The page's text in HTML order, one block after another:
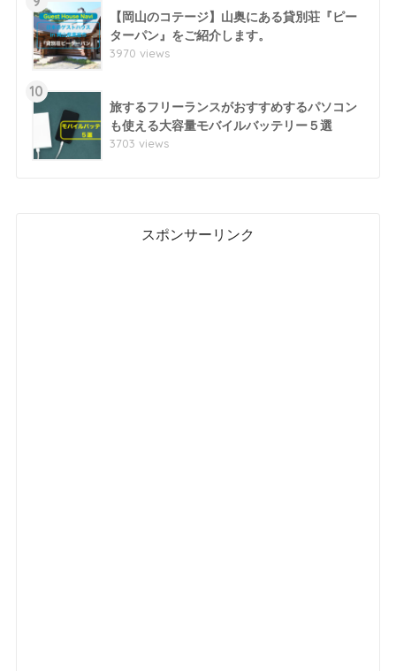
【岡山のコテージ】山奥にある貸別荘『ピー
ターパン』をご紹介します。
3970 views
10
旅するフリーランスがおすすめするパソコン
も使える大容量モバイルバッテリー５選
3703 views
スポンサーリンク